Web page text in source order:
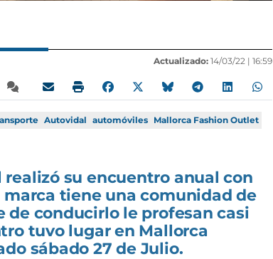
Actualizado: 14/03/22 | 16:59
Autovidal automóviles Mallorca Fashion Outlet
su encuentro anual con
tiene una comunidad de
de conducirlo le profesan casi
tuvo lugar en Mallorca
sábado 27 de Julio.